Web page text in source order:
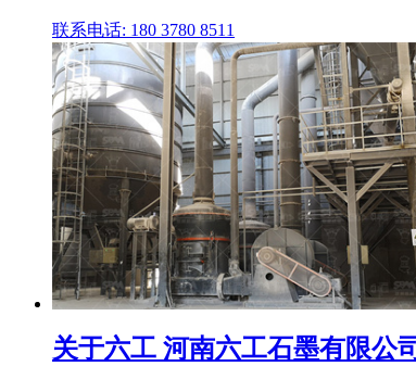
联系电话: 180 3780 8511
关于六工 河南六工石墨有限公